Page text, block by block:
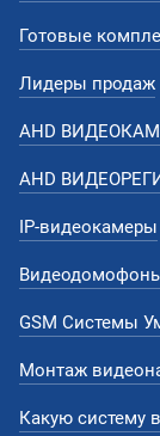
Готовые
Лидеры продаж
AHD
AHD
IP-видеокамеры
GSM Системы
Монтаж
Какую систему